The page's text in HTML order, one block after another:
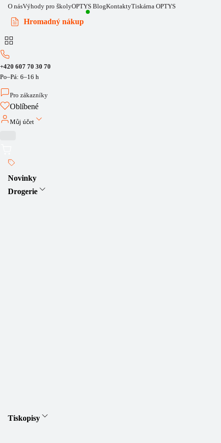
O násVýhody pro školyOPTYS BlogKontaktyTiskárna OPTYS
Hromadný nákup
+420 607 70 30 70
Po–Pá: 6–16 h
Pro zákazníky
Oblíbené
Můj účet
Novinky
Drogerie
Tiskopisy